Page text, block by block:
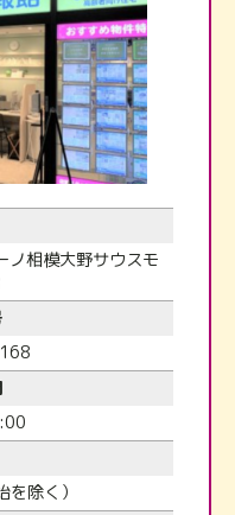
相模大野サウスモ
除く）